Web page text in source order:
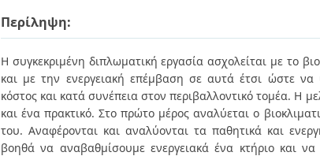
Περίληψη:
Η συγκεκριμένη διπλωματική εργασία ασχολείται με το
και με την ενεργειακή επέμβαση σε αυτά έτσι ώστε να
κόστος και κατά συνέπεια στον περιβαλλοντικό τομέα. Η
και ένα πρακτικό. Στο πρώτο μέρος αναλύεται ο
του. Αναφέρονται και αναλύονται τα παθητικά και
βοηθά να αναβαθμίσουμε ενεργειακά ένα κτήριο και